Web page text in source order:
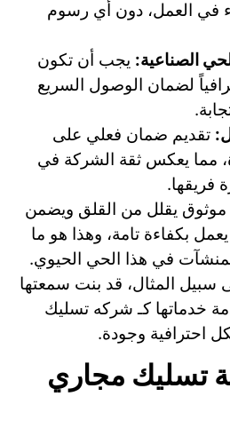
في العمل، دون أي رسوم
الصناعية: يجب أن تكون
لضمان الوصول السريع
تقديم ضمان فعلي على
مما يعكس ثقة الشركة في
فريقها.
موثوق يقلل من القلق ويضمن
بكفاءة تامة، وهذا هو ما
في هذا الحي الحيوي.
سبيل المثال، قد بنت سمعتها
خدماتها كـ شركه تسليك
احترافية وجودة.
تسليك مجاري